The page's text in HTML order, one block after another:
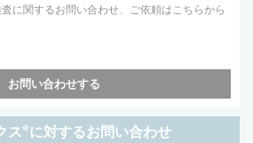
に関するお問い合わせ、ご依頼はこちらから
お問い合わせする
ス®に対するお問い合わせ